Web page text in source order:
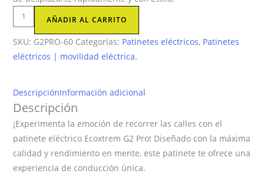
Patinete
eléctrico
1050W
G2
AÑADIR AL CARRITO
SKU: G2PRO-60 Categorías: Patinetes eléctricos, Patinetes
eléctricos | movilidad eléctrica.
DescripciónInformación adicional
Descripción
¡Experimenta la emoción de recorrer las calles con el
patinete eléctrico Ecoxtrem G2 Pro! Diseñado con la máxima
calidad y rendimiento en mente, este patinete te ofrece una
experiencia de conducción única.